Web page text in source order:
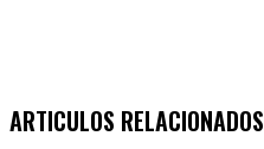
ARTICULOS RELACIONADOS